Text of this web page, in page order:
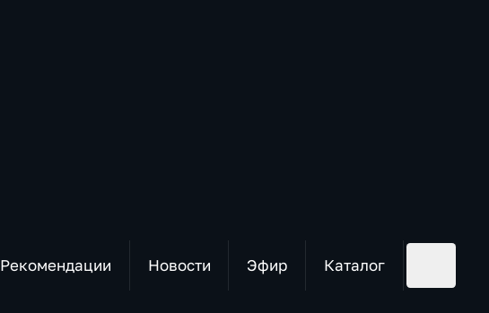
Рекомендации Новости Эфир Каталог